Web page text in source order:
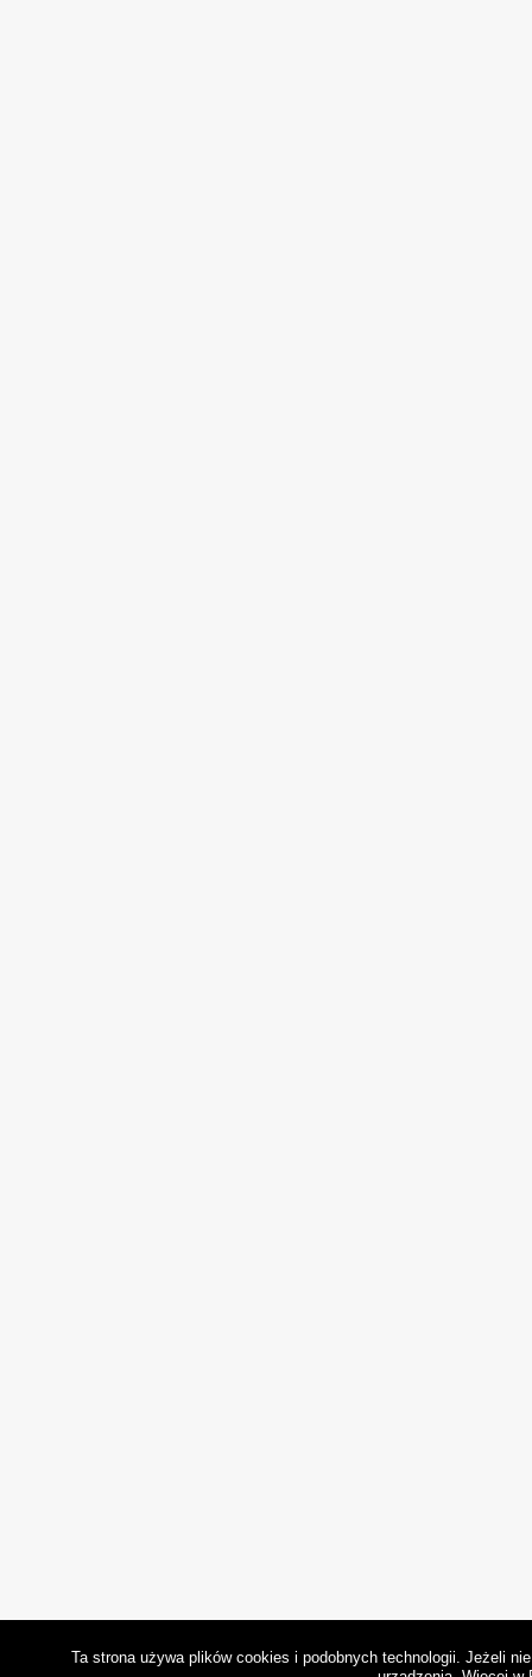
Ta strona używa plików cookies i podobnych technologii. Jeżeli